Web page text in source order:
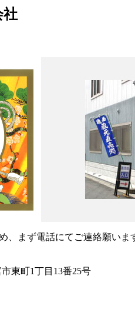
社
、まず電話にてご連絡願いま
東町1丁目13番25号